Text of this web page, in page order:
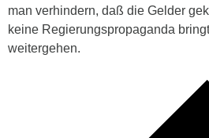
man verhindern, daß die Gelder
keine Regierungspropaganda
weitergehen.